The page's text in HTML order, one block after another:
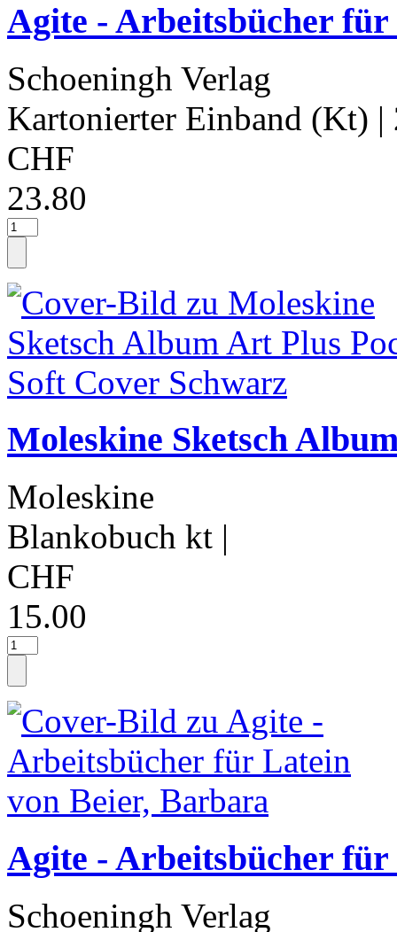
Agite - Arbeitsbücher
Schoeningh Verlag
Kartonierter Einband (Kt) |
CHF
23.80
Moleskine Sketsch
Moleskine
Blankobuch kt |
CHF
15.00
Agite - Arbeitsbücher
Schoeningh Verlag